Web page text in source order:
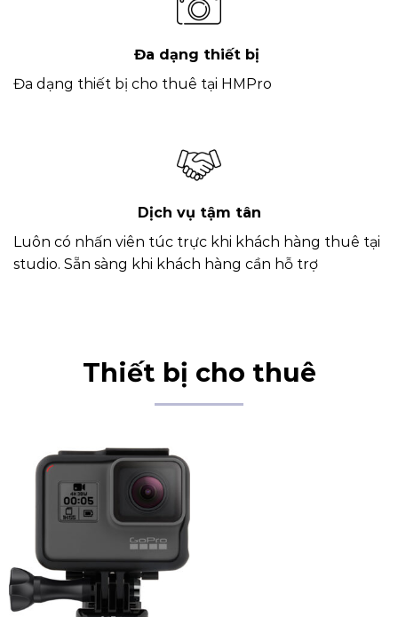
Đa dạng thiết bị
Đa dạng thiết bị cho thuê tại HMPro
Dịch vụ tậm tân
Luôn có nhấn viên túc trực khi khách hàng thuê tại
studio. Sẵn sàng khi khách hàng cần hỗ trợ
Thiết bị cho thuê